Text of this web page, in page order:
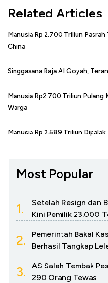
Related Articles
Manusia Rp 2.700 Triliun Pasrah
China
Singgasana Raja AI Goyah,
Manusia Rp2.700 Triliun Pulang
Warga
Manusia Rp 2.589 Triliun
Most Popular
1.
Setelah Resign dan
Kini Pemilik 23.000
2.
Pemerintah Bakal
Berhasil Tangkap
3.
AS Salah Tembak
290 Orang Tewas